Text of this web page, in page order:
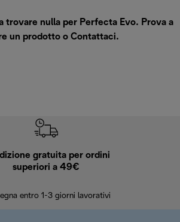
trovare nulla per Perfecta Evo. Prova a
un prodotto o Contattaci.
gratuita per ordini
superiori a 49€
entro 1-3 giorni lavorativi